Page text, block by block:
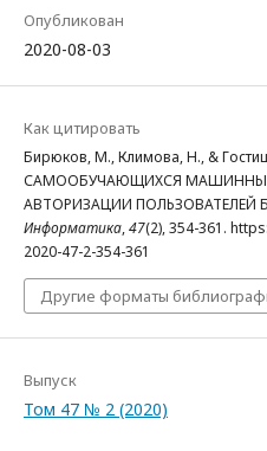
Опубликован
2020-08-03
Как цитировать
Бирюков, М., Климова, Н., &
САМООБУЧАЮЩИХСЯ
АВТОРИЗАЦИИ ПОЛЬЗОВАТЕЛЕЙ
Информатика,47(2), 354-361.
2020-47-2-354-361
Другие форматы
Выпуск
Том 47 № 2 (2020)